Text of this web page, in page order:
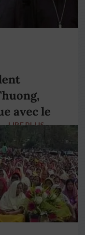
avec le
LIRE PLUS →